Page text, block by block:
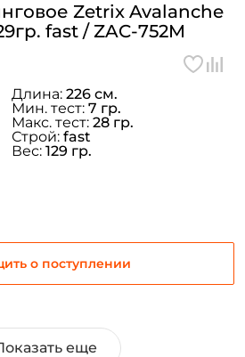
Zetrix Avalanche
fast / ZAC-752M
о поступлении
Длина: 226 см.
Мин. тест: 7 гр.
Макс. тест: 28 гр.
Строй: fast
Вес: 129 гр.
еще